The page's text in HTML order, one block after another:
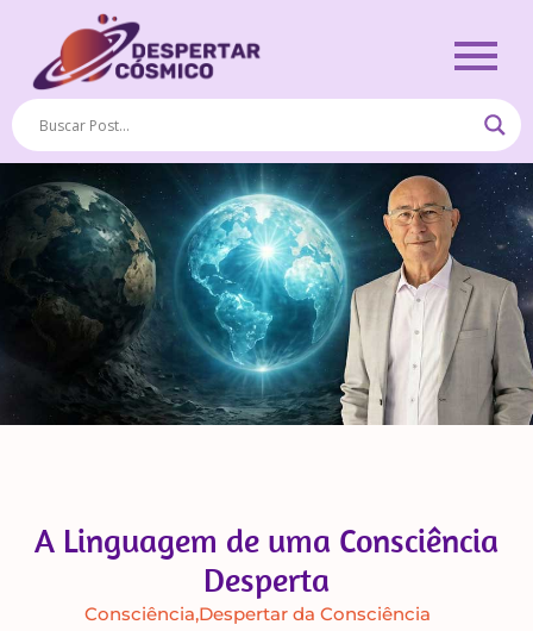
A Linguagem de uma Consciência
Desperta
Consciência,Despertar da Consciência